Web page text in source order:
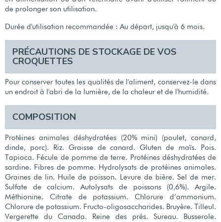
de prolonger son utilisation.
Durée d'utilisation recommandée : Au départ, jusqu'à 6 mois.
PRÉCAUTIONS DE STOCKAGE DE VOS
CROQUETTES
Pour conserver toutes les qualités de l'aliment, conservez-le dans
un endroit à l'abri de la lumière, de la chaleur et de l'humidité.
COMPOSITION
Protéines animales déshydratées (20% mini) (poulet, canard,
dinde, porc). Riz. Graisse de canard. Gluten de maïs. Pois.
Tapioca. Fécule de pomme de terre. Protéines déshydratées de
sardine. Fibres de pomme. Hydrolysats de protéines animales.
Graines de lin. Huile de poisson. Levure de bière. Sel de mer.
Sulfate de calcium. Autolysats de poissons (0,6%). Argile.
Méthionine. Citrate de potassium. Chlorure d’ammonium.
Chlorure de potassium. Fructo-oligosaccharides. Bruyère. Tilleul.
Vergerette du Canada. Reine des prés. Sureau. Busserole.